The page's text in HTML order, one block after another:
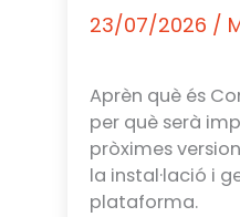
23/07/2026 /
Aprèn què és
per què serà
pròximes
la instal·lació i
plataforma.